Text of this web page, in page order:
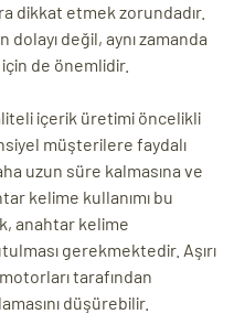
dikkat etmek zorundadır.
değil, aynı zamanda
de önemlidir.
içerik üretimi öncelikli
müşterilere faydalı
uzun süre kalmasına ve
kelime kullanımı bu
anahtar kelime
gerekmektedir. Aşırı
tarafından
düşürebilir.